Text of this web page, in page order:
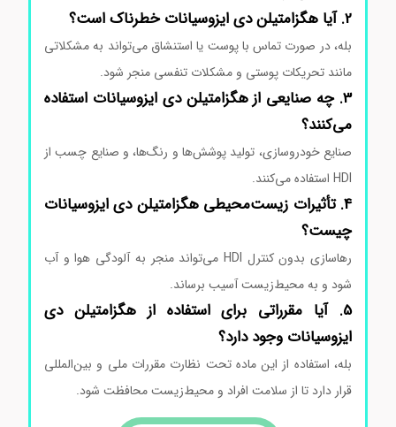
بله، در صورت تماس با پوست یا استنشاق می‌تواند به مشکلاتی
مانند تحریکات پوستی و مشکلات تنفسی منجر شود.
3. چه صنایعی از هگزامتیلن دی ایزوسیانات استفاده
می‌کنند؟
صنایع خودروسازی، تولید پوشش‌ها و رنگ‌ها، و صنایع چسب از
4. تأثیرات زیست‌محیطی هگزامتیلن دی ایزوسیانات
چیست؟
رهاسازی بدون کنترل HDI می‌تواند منجر به آلودگی هوا و آب
شود و به محیط‌زیست آسیب برساند.
5. آیا مقرراتی برای استفاده از هگزامتیلن دی
ایزوسیانات وجود دارد؟
بله، استفاده از این ماده تحت نظارت مقررات ملی و بین‌المللی
قرار دارد تا از سلامت افراد و محیط‌زیست محافظت شود.